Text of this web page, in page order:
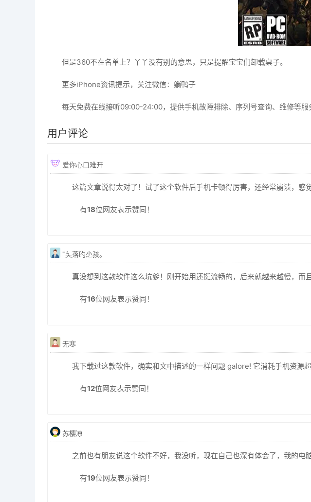
但是360不在名单上？丫丫没有别的意思，只是提醒宝宝们卸载桌子。
更多iPhone资讯提示，关注微信：躺鸭子
每天免费在线接听09:00-24:00，提供手机故障排除、序列号查询、维修等服
用户评论
爱你心口难开
这篇文章说得太对了！试了这个软件后手机卡顿得厉害，还经常崩溃，感
有18位网友表示赞同！
ˉ夨落旳尐孩。
真没想到这款软件这么坑爹！刚开始用还挺流畅的，后来就越来越慢，而
有16位网友表示赞同！
无寒
我下载过这款软件，确实和文中描述的一样问题 galore! 它消耗手机资源
有12位网友表示赞同！
苏樱凉
之前也有朋友说这个软件不好，我没听，现在自己也深有体会了，我的电
有19位网友表示赞同！